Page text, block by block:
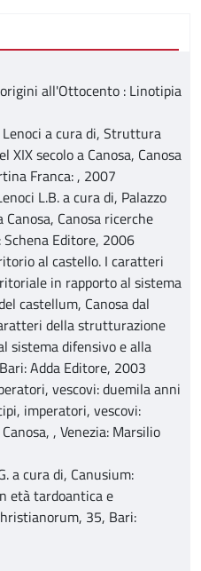
origini all'Ottocento : Linotipia
a cura di, Struttura
secolo a Canosa, Canosa
Franca: , 2007
L.B. a cura di, Palazzo
Canosa, Canosa ricerche
Editore, 2006
al castello. I caratteri
in rapporto al sistema
castellum, Canosa dal
della strutturazione
sistema difensivo e alla
Adda Editore, 2003
vescovi: duemila anni
imperatori, vescovi:
, Venezia: Marsilio
a cura di, Canusium:
età tardoantica e
35, Bari: